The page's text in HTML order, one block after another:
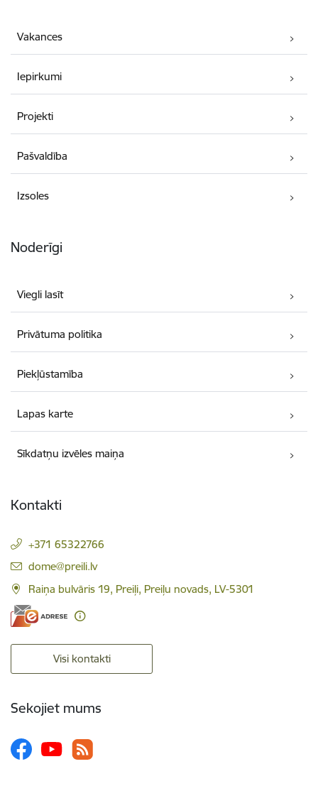
Vakances
Iepirkumi
Projekti
Pašvaldība
Izsoles
Noderīgi
Viegli lasīt
Privātuma politika
Piekļūstamība
Lapas karte
Sīkdatņu izvēles maiņa
Kontakti
+371 65322766
E-pasts:
dome@preili.lv
Raiņa bulvāris 19, Preiļi, Preiļu novads, LV-5301
Visi kontakti
Sekojiet mums